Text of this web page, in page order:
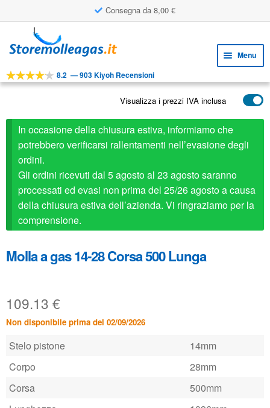
Consegna da 8,00 €
alla
al
Menu
STRUMENTI
il
menu
child
child
APPLICAZIONI
SERVIZIO CLIENTI
child
FAQ
8.2 —903 Kiyoh Recensioni
Visualizza i prezzi IVA inclusa
In occasione della chiusura estiva, informiamo che
potrebbero verificarsi rallentamenti nell’evasione degli
ordini.
Gli ordini ricevuti dal 5 agosto al 23 agosto saranno
processati ed evasi non prima del 25/26 agosto a causa
della chiusura estiva dell’azienda. Vi ringraziamo per la
comprensione.
Molla a gas 14-28 Corsa 500 Lunga
109.13 €
Non disponibile prima del 02/09/2026
Stelo pistone
14mm
Corpo
28mm
Corsa
500mm